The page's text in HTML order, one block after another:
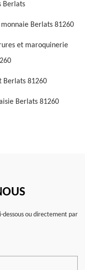
Berlats
Berlats 81260
et maroquinerie
Berlats 81260
Berlats 81260
ou directement par